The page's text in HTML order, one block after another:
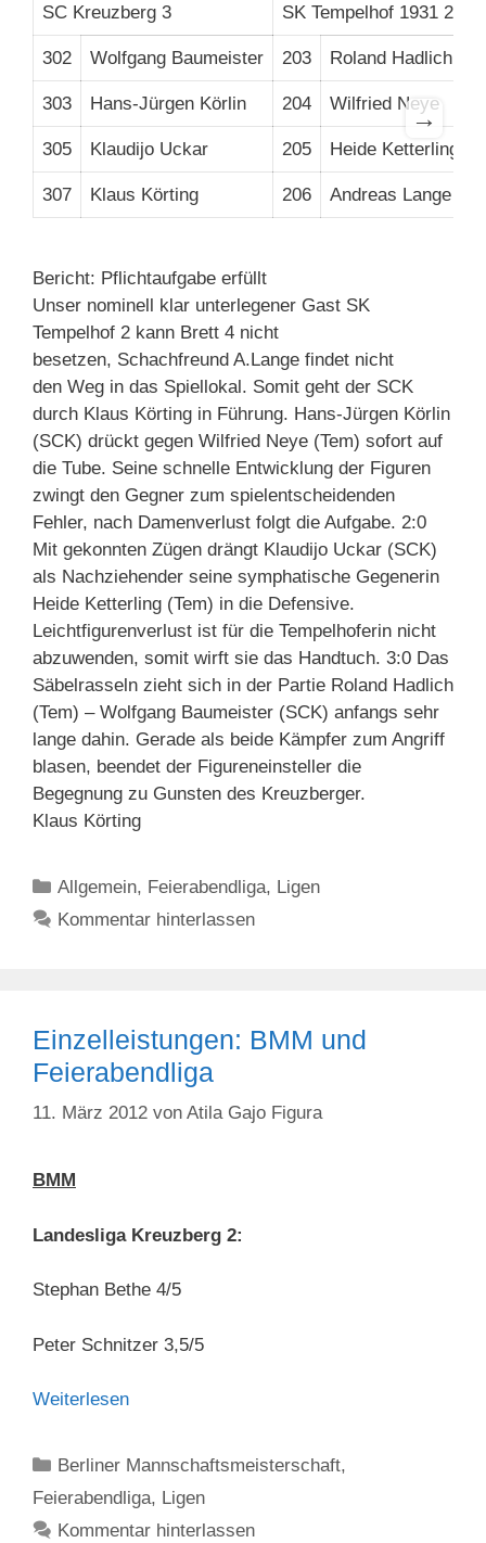
SC Kreuzberg 3 SK Tempelhof 1931 2
302 Wolfgang Baumeister 203 Roland Hadlich
303 Hans-Jürgen Körlin 204 Wilfried Neye
305 Klaudijo Uckar 205 Heide Ketterling
307 Klaus Körting 206 Andreas Lange
→
Bericht: Pflichtaufgabe erfüllt
Unser nominell klar unterlegener Gast SK
Tempelhof 2 kann Brett 4 nicht
besetzen, Schachfreund A.Lange findet nicht
den Weg in das Spiellokal. Somit geht der SCK
durch Klaus Körting in Führung. Hans-Jürgen Körlin
(SCK) drückt gegen Wilfried Neye (Tem) sofort auf
die Tube. Seine schnelle Entwicklung der Figuren
zwingt den Gegner zum spielentscheidenden
Fehler, nach Damenverlust folgt die Aufgabe. 2:0
Mit gekonnten Zügen drängt Klaudijo Uckar (SCK)
als Nachziehender seine symphatische Gegenerin
Heide Ketterling (Tem) in die Defensive.
Leichtfigurenverlust ist für die Tempelhoferin nicht
abzuwenden, somit wirft sie das Handtuch. 3:0 Das
Säbelrasseln zieht sich in der Partie Roland Hadlich
(Tem) – Wolfgang Baumeister (SCK) anfangs sehr
lange dahin. Gerade als beide Kämpfer zum Angriff
blasen, beendet der Figureneinsteller die
Begegnung zu Gunsten des Kreuzberger.
Klaus Körting
Kategorien
Allgemein, Feierabendliga, Ligen
Kommentar hinterlassen
Einzelleistungen: BMM und
Feierabendliga
11. März 2012 von Atila Gajo Figura
BMM
Landesliga Kreuzberg 2:
Stephan Bethe 4/5
Peter Schnitzer 3,5/5
Weiterlesen
Kategorien
Berliner Mannschaftsmeisterschaft,
Feierabendliga, Ligen
Kommentar hinterlassen